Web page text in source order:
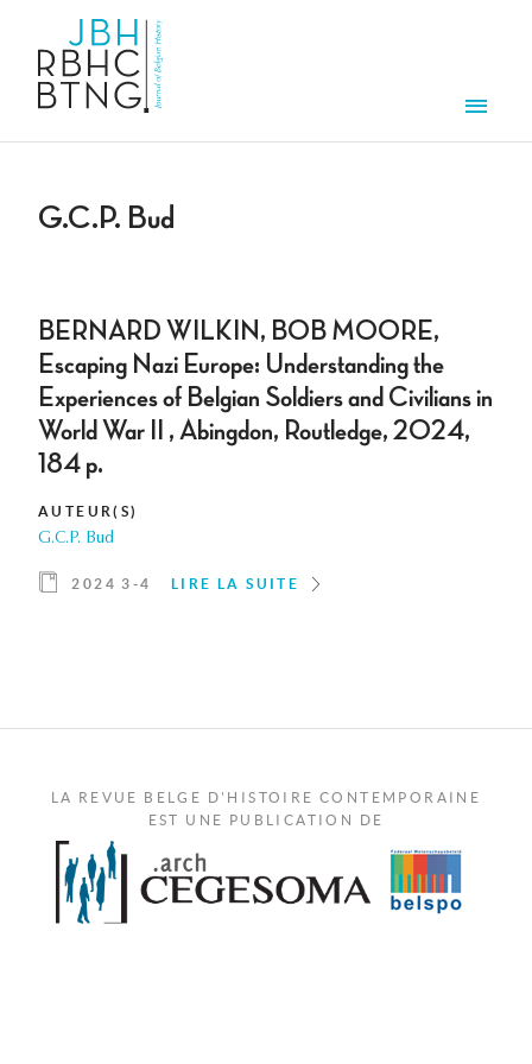
G.C.P. Bud
BERNARD WILKIN, BOB MOORE,
Escaping Nazi Europe: Understanding the
Experiences of Belgian Soldiers and Civilians in
World War II , Abingdon, Routledge, 2024,
184 p.
AUTEUR(S)
G.C.P. Bud
2024 3-4 LIRE LA SUITE
LA REVUE BELGE D'HISTOIRE CONTEMPORAINE
EST UNE PUBLICATION DE